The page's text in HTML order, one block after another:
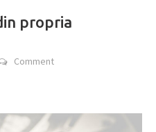
propria
Comment